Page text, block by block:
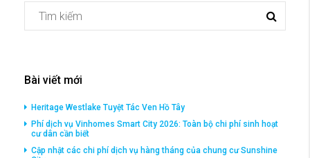
Bài viết mới
Heritage Westlake Tuyệt Tác Ven Hồ Tây
Phí dịch vụ Vinhomes Smart City 2026: Toàn bộ chi phí sinh hoạt
cư dân cần biết
Cập nhật các chi phí dịch vụ hàng tháng của chung cư Sunshine